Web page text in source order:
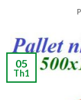
05
Th1